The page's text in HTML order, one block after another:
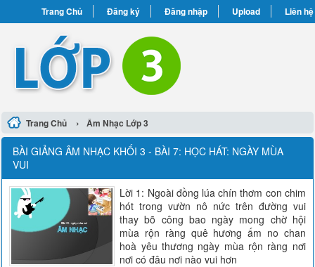
Trang Chủ Đăng ký Đăng nhập Upload Liên hệ
Trang Chủ › Âm Nhạc Lớp 3
BÀI GIẢNG ÂM NHẠC KHỐI 3 - BÀI 7: HỌC HÁT: NGÀY MÙA
VUI
Lời 1: Ngoài đồng lúa chín thơm con chim
hót trong vườn nô nức trên đường vui
thay bõ công bao ngày mong chờ hội
mùa rộn ràng quê hương ấm no chan
hoà yêu thương ngày mùa rộn ràng nơi
nơi có đâu nơi nào vui hơn